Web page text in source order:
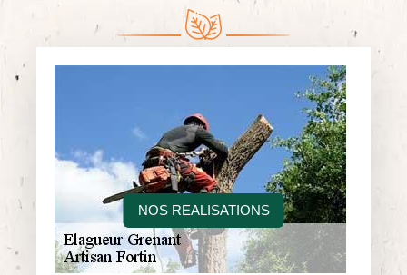
NOS REALISATIONS